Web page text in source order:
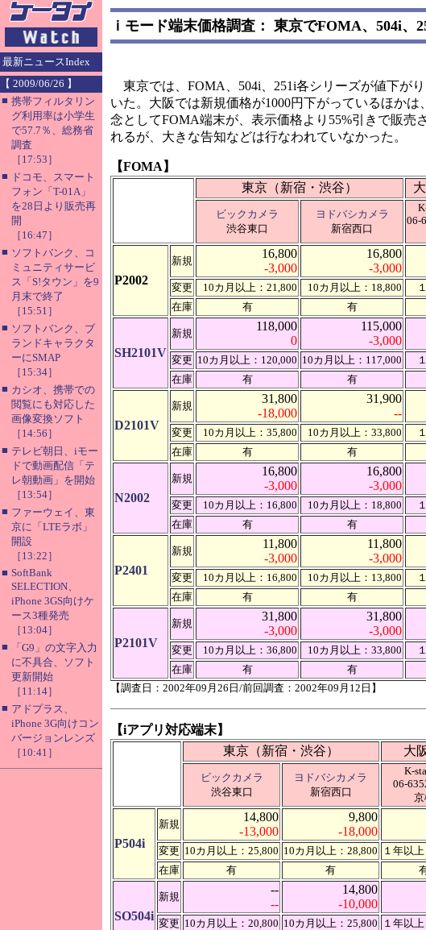
最新ニュースIndex
【 2009/06/26 】
■ 携帯フィルタリン
グ利用率は小学生
で57.7％、総務省
調査
［17:53］
■ ドコモ、スマート
フォン「T-01A」
を28日より販売再
開
［16:47］
■ ソフトバンク、コ
ミュニティサービ
ス「S!タウン」を9
月末で終了
［15:51］
■ ソフトバンク、ブ
ランドキャラクタ
ーにSMAP
［15:34］
■ カシオ、携帯での
閲覧にも対応した
画像変換ソフト
［14:56］
■ テレビ朝日、iモー
ドで動画配信「テ
レ朝動画」を開始
［13:54］
■ ファーウェイ、東
京に「LTEラボ」
開設
［13:22］
■ SoftBank
SELECTION、
iPhone 3GS向けケ
ース3種発売
［13:04］
■
「G9」の文字入力
に不具合、ソフト
更新開始
［11:14］
■ アドプラス、
iPhone 3G向けコン
バージョンレンズ
［10:41］
ｉモード端末価格調査： 東京でFOMA、504i、
東京では、FOMA、504i、251i各シリーズが値下が
いた。大阪では新規価格が1000円下がっているほか
念としてFOMA端末が、表示価格より55%引きで販売
れるが、大きな告知などは行なわれていなかった。
【FOMA】
東京（新宿・渋谷）
ビックカメラ
渋谷東口
ヨドバシカメラ
新宿西口
06-
P2002
新規
16,800
-3,000
16,800
-3,000
変更 10カ月以上：21,800 10カ月以上：18,800
在庫
有 有
SH2101V
新規
118,000
0
115,000
-3,000
変更 10カ月以上：120,000 10カ月以上：117,000
在庫
有 有
D2101V
新規
31,800
-18,000
31,900
--
変更 10カ月以上：35,800 10カ月以上：33,800
在庫
有 有
N2002
新規
16,800
-3,000
16,800
-3,000
変更 10カ月以上：16,800 10カ月以上：18,800
在庫
有 有
P2401
新規
11,800
-3,000
11,800
-3,000
変更 10カ月以上：16,800 10カ月以上：13,800
在庫
有 有
P2101V
新規
31,800
-3,000
31,800
-3,000
変更 10カ月以上：36,800 10カ月以上：33,800
在庫
有 有
【調査日：2002年09月26日/前回調査：2002年09月12日】
【iアプリ対応端末】
東京（新宿・渋谷）
大
ビックカメラ
渋谷東口
ヨドバシカメラ
新宿西口
K-
06-
P504i
新規
14,800
-13,000
9,800
-18,000
変更 10カ月以上：25,800 10カ月以上：28,800 １年以
在庫
有 有
SO504i
新規
--
--
14,800
-10,000
変更 10カ月以上：20,800 10カ月以上：25,800 １年以